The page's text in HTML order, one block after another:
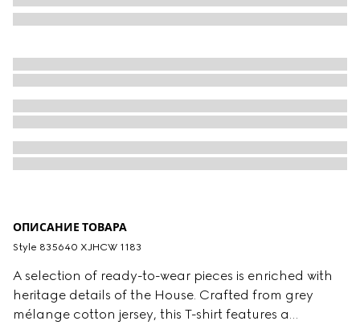
ОПИСАНИЕ ТОВАРА
Style ‎835640 XJHCW 1183
A selection of ready-to-wear pieces is enriched with
heritage details of the House. Crafted from grey
mélange cotton jersey, this T-shirt features a